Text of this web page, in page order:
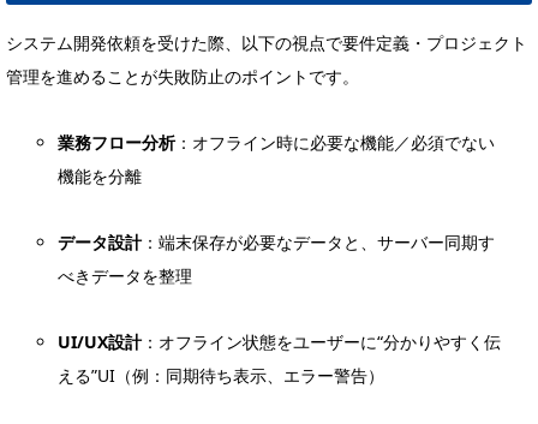
システム開発依頼を受けた際、以下の視点で要件定義・プロジェクト
管理を進めることが失敗防止のポイントです。
業務フロー分析：オフライン時に必要な機能／必須でない
機能を分離
データ設計：端末保存が必要なデータと、サーバー同期す
べきデータを整理
UI/UX設計：オフライン状態をユーザーに“分かりやすく伝
える”UI（例：同期待ち表示、エラー警告）